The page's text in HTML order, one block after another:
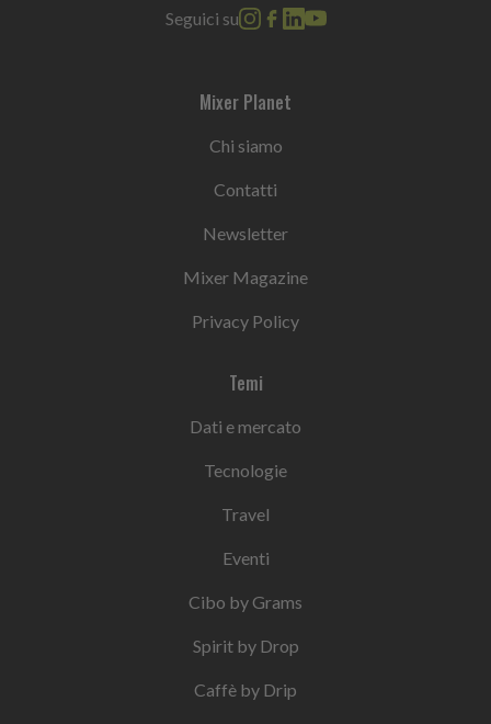
Seguici su
Mixer Planet
Chi siamo
Contatti
Newsletter
Mixer Magazine
Privacy Policy
Temi
Dati e mercato
Tecnologie
Travel
Eventi
Cibo by Grams
Spirit by Drop
Caffè by Drip